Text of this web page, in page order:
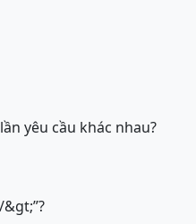
yêu cầu khác nhau?